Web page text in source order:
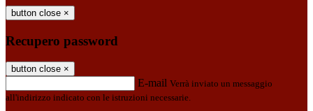
button close ×
Recupero password
button close ×
E-mail Verrà inviato un messaggio
all'indirizzo indicato con le istruzioni necessarie.